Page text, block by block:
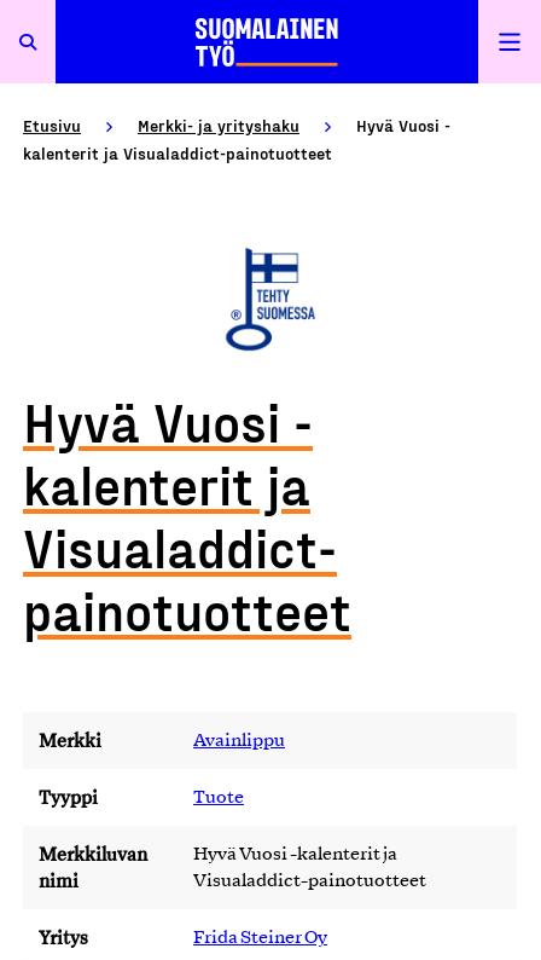
Etusivu Merkki- ja yrityshaku
Hyvä Vuosi -
kalenterit ja Visualaddict-painotuotteet
Hyvä Vuosi -
kalenterit ja
Visualaddict-
painotuotteet
Merkki Avainlippu
Tyyppi Tuote
Merkkiluvan
nimi
Hyvä Vuosi -kalenterit ja
Visualaddict-painotuotteet
Yritys Frida Steiner Oy